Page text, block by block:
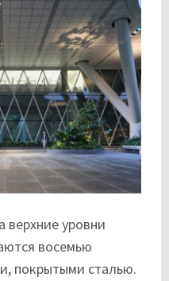
верхние уровни
восемью
покрытыми сталью.